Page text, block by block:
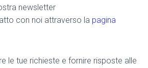
newsletter
con noi attraverso la pagina
le tue richieste e fornire risposte alle